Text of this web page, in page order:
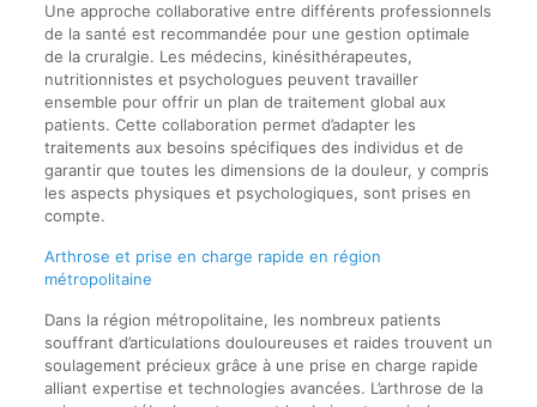
Une approche collaborative entre différents professionnels
de la santé est recommandée pour une gestion optimale
de la cruralgie. Les médecins, kinésithérapeutes,
nutritionnistes et psychologues peuvent travailler
ensemble pour offrir un plan de traitement global aux
patients. Cette collaboration permet d’adapter les
traitements aux besoins spécifiques des individus et de
garantir que toutes les dimensions de la douleur, y compris
les aspects physiques et psychologiques, sont prises en
compte.
Arthrose et prise en charge rapide en région
métropolitaine
Dans la région métropolitaine, les nombreux patients
souffrant d’articulations douloureuses et raides trouvent un
soulagement précieux grâce à une prise en charge rapide
alliant expertise et technologies avancées. L’arthrose de la